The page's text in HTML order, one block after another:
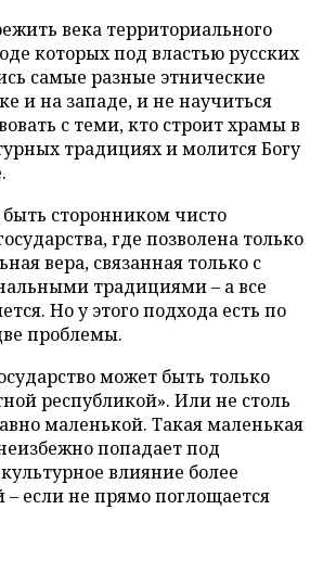
века территориального
которых под властью русских
самые разные этнические
и на западе, и не научиться
с теми, кто строит храмы в
традициях и молится Богу
сторонником чисто
где позволена только
вера, связанная только с
традициями – а все
Но у этого подхода есть по
проблемы.
может быть только
республикой». Или не столь
маленькой. Такая маленькая
попадает под
влияние более
– если не прямо поглощается